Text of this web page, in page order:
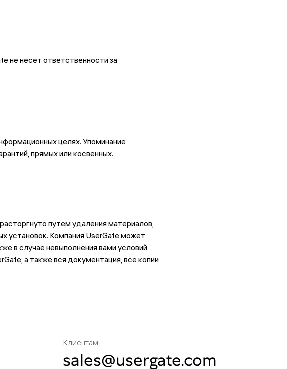
не несет ответственности за
целях. Упоминание
прямых или косвенных.
путем удаления материалов,
установок. Компания UserGate может
в случае невыполнения вами условий
а также вся документация, все копии
Клиентам
sales@usergate.com